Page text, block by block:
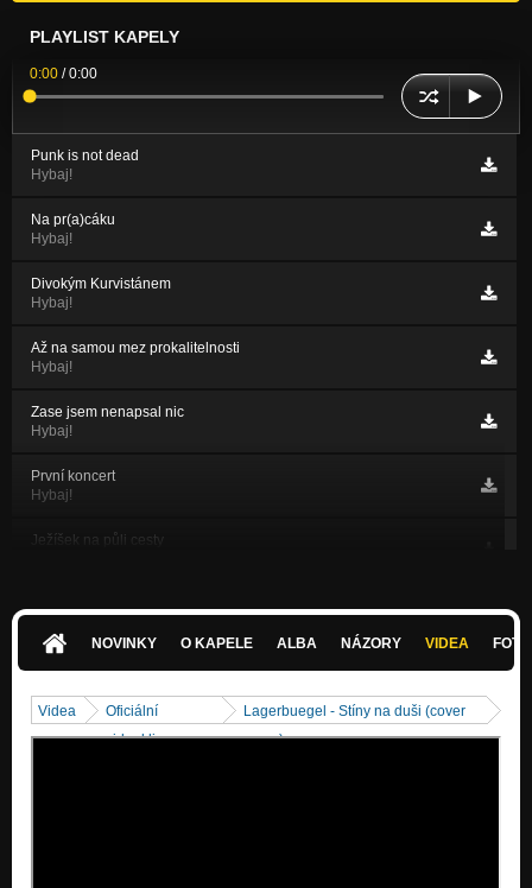
PLAYLIST KAPELY
0:00 /0:00
Punk is not dead
Hybaj!
Na pr(a)cáku
Hybaj!
Divokým Kurvistánem
Hybaj!
Až na samou mez prokalitelnosti
Hybaj!
Zase jsem nenapsal nic
Hybaj!
První koncert
Hybaj!
Ježíšek na půli cesty
Liberec versus Jablonec
Hrachovka
NOVINKY O KAPELE ALBA NÁZORY VIDEA
Videa
Oficiální
videoklipy
Lagerbuegel - Stíny na duši (cover
verze)